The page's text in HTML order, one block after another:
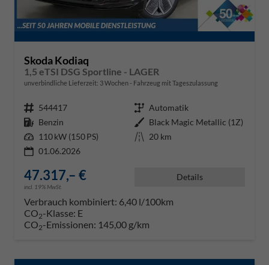
Skoda Kodiaq
1,5 eTSI DSG Sportline - LAGER
unverbindliche Lieferzeit: 3 Wochen Fahrzeug mit Tageszulassung
Fahrzeugnr. 544417 Getriebe Automatik
Kraftstoff Benzin Außenfarbe Black Magic Metallic (1Z)
Leistung 110 kW (150 PS) Kilometerstand 20 km
01.06.2026
47.317,– €
incl. 19% MwSt.
Details
Verbrauch kombiniert: 6,40 l/100km
CO2-Klasse: E
CO2-Emissionen: 145,00 g/km